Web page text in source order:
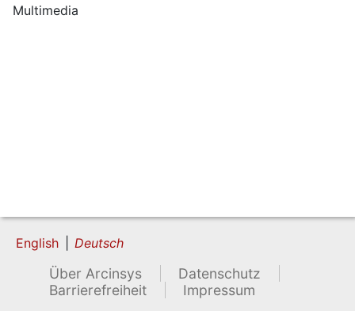
Multimedia
English Deutsch
Über Arcinsys
Datenschutz
Barrierefreiheit
Impressum